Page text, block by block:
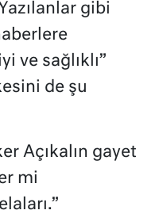
gibi
ve sağlıklı”
de şu
Açıkalın gayet
mi